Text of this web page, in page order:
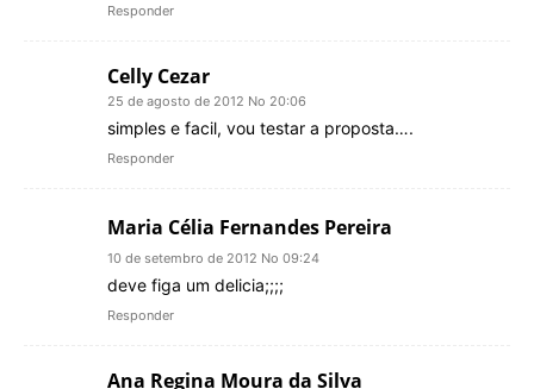
Responder
Celly Cezar
25 de agosto de 2012 No 20:06
simples e facil, vou testar a proposta….
Responder
Maria Célia Fernandes Pereira
10 de setembro de 2012 No 09:24
deve figa um delicia;;;;
Responder
Ana Regina Moura da Silva